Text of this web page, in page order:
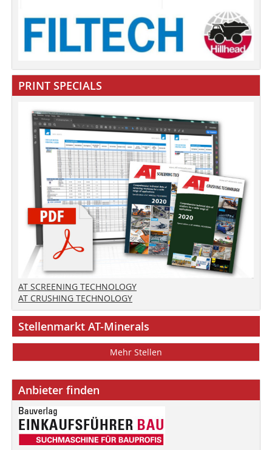
PRINT SPECIALS
AT SCREENING TECHNOLOGY
AT CRUSHING TECHNOLOGY
Stellenmarkt AT-Minerals
Mehr Stellen
Anbieter finden